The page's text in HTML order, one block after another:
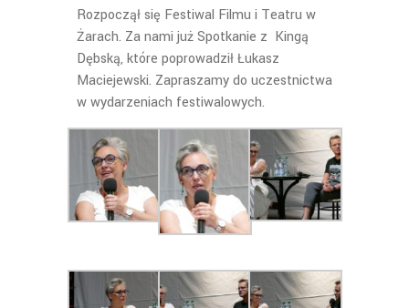
Rozpoczął się Festiwal Filmu i Teatru w
Żarach. Za nami już Spotkanie z Kingą
Dębską, które poprowadził Łukasz
Maciejewski. Zapraszamy do uczestnictwa
w wydarzeniach festiwalowych.